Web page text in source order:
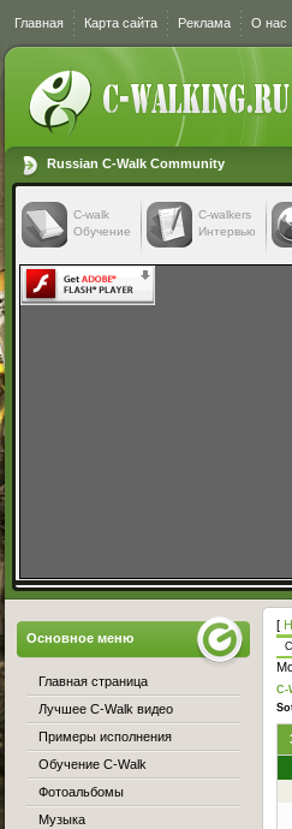
Главная Карта сайта Реклама О нас
Russian C-Walk Community
C-walk
Обучение
C-walkers
Интервью
[
C-
Основное меню
Главная страница
Лучшее C-Walk видео
Примеры исполнения
Обучение C-Walk
Фотоальбомы
Музыка